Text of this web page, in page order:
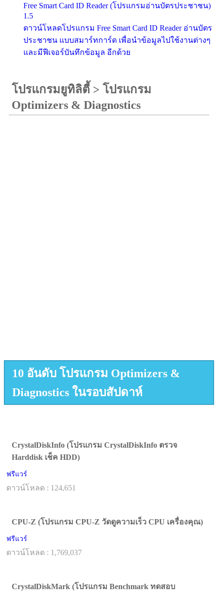
Free Smart Card ID Reader (โปรแกรมอ่านบัตรประชาชน)
1.5
ดาวน์โหลดโปรแกรม Free Smart Card ID Reader อ่านบัตร
ประชาชน แบบสมาร์ทการ์ด เพื่อนำข้อมูลไปใช้งานต่างๆ
และมีฟีเจอร์บันทึกข้อมูล อีกด้วย
โปรแกรมยูทิลิตี้ > โปรแกรม
Optimizers & Diagnostics
10 อันดับ โปรแกรม Optimizers &
Diagnostics ในรอบสัปดาห์
CrystalDiskInfo (โปรแกรม CrystalDiskInfo ตรวจ
Harddisk เช็ค HDD)
ฟรีแวร์
ดาวน์โหลด : 124,651
CPU-Z (โปรแกรม CPU-Z วัดดูความเร็ว CPU เครื่องคุณ)
ฟรีแวร์
ดาวน์โหลด : 1,769,037
CrystalDiskMark (โปรแกรม Benchmark ทดสอบ